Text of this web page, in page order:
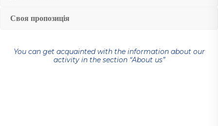
Своя пропозиція
You can get acquainted with the information about our
activity in the section “About us”